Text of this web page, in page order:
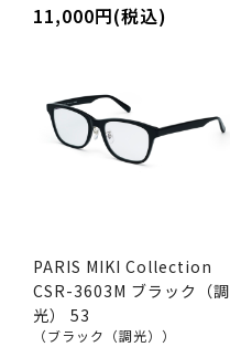
11,000円(税込)
PARIS MIKI Collection
CSR-3603M ブラック（調
光） 53
（ブラック（調光））